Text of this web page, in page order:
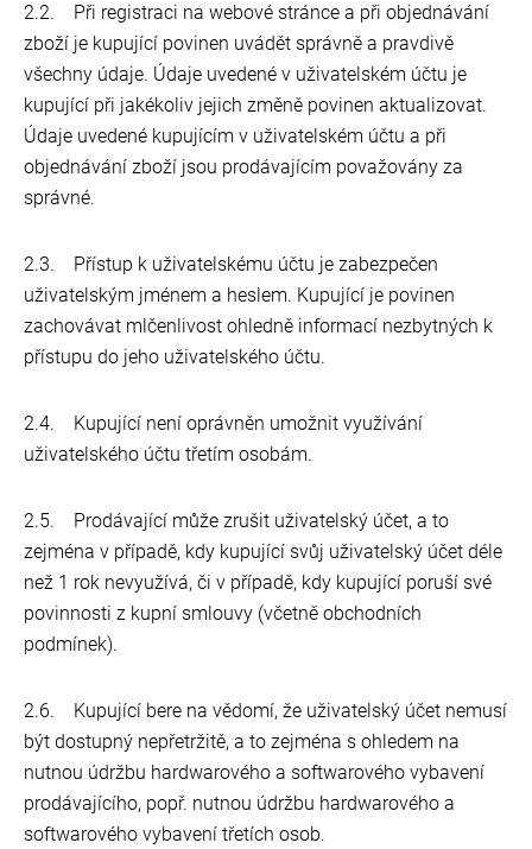
2.2. Při registraci na webové stránce a při objednávání
zboží je kupující povinen uvádět správně a pravdivě
všechny údaje. Údaje uvedené v uživatelském účtu je
kupující při jakékoliv jejich změně povinen aktualizovat.
Údaje uvedené kupujícím v uživatelském účtu a při
objednávání zboží jsou prodávajícím považovány za
správné.
2.3. Přístup k uživatelskému účtu je zabezpečen
uživatelským jménem a heslem. Kupující je povinen
zachovávat mlčenlivost ohledně informací nezbytných k
přístupu do jeho uživatelského účtu.
2.4. Kupující není oprávněn umožnit využívání
uživatelského účtu třetím osobám.
2.5. Prodávající může zrušit uživatelský účet, a to
zejména v případě, kdy kupující svůj uživatelský účet déle
než 1 rok nevyužívá, či v případě, kdy kupující poruší své
povinnosti z kupní smlouvy (včetně obchodních
podmínek).
2.6. Kupující bere na vědomí, že uživatelský účet nemusí
být dostupný nepřetržitě, a to zejména s ohledem na
nutnou údržbu hardwarového a softwarového vybavení
prodávajícího, popř. nutnou údržbu hardwarového a
softwarového vybavení třetích osob.